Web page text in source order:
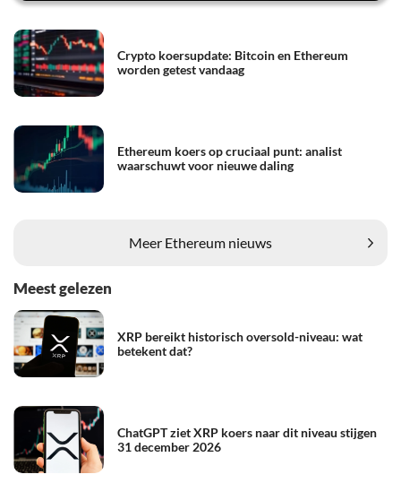
Crypto koersupdate: Bitcoin en Ethereum
worden getest vandaag
Ethereum koers op cruciaal punt: analist
waarschuwt voor nieuwe daling
Meer Ethereum nieuws
Meest gelezen
XRP bereikt historisch oversold-niveau: wat
betekent dat?
ChatGPT ziet XRP koers naar dit niveau stijgen
31 december 2026